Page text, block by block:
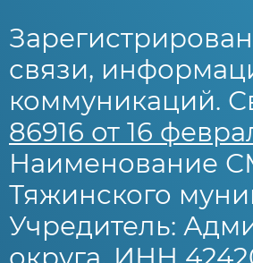
связи,
коммуникаций.
86916 от 16
Наименование
Тяжинского
Учредитель: